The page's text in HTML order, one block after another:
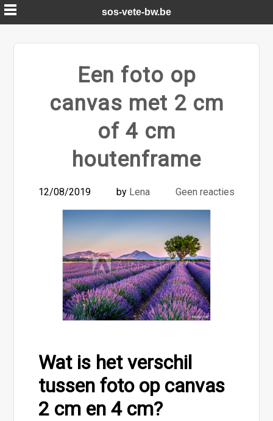
Skip
to
content
sos-vete-bw.be
Een foto op
canvas met 2 cm
of 4 cm
houtenframe
12/08/2019 by Lena Geen reacties
Wat is het verschil
tussen foto op canvas
2 cm en 4 cm?